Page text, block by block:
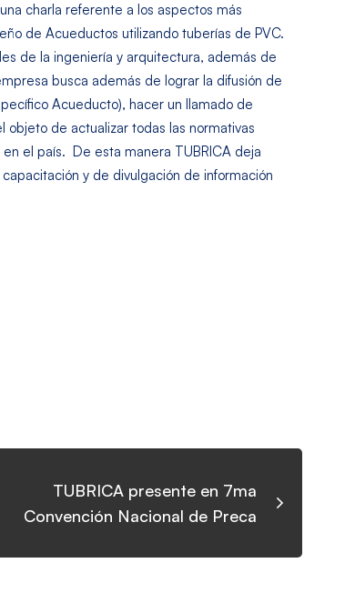
charla referente a los aspectos más
de Acueductos utilizando tuberías de PVC.
de la ingeniería y arquitectura, además de
busca además de lograr la difusión de
Acueducto), hacer un llamado de
de actualizar todas las normativas
el país. De esta manera TUBRICA deja
y de divulgación de información
TUBRICA presente en 7ma
Convención Nacional de Preca